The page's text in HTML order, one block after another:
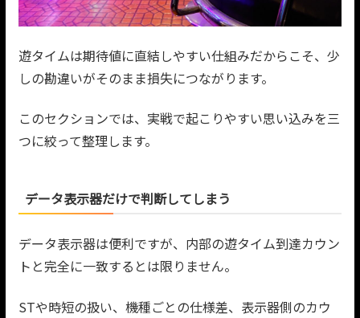
遊タイムは期待値に直結しやすい仕組みだからこそ、少
しの勘違いがそのまま損失につながります。
このセクションでは、実戦で起こりやすい思い込みを三
つに絞って整理します。
データ表示器だけで判断してしまう
データ表示器は便利ですが、内部の遊タイム到達カウン
トと完全に一致するとは限りません。
STや時短の扱い、機種ごとの仕様差、表示器側のカウ